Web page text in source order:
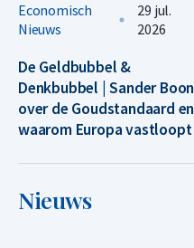
Economisch
Nieuws
29 jul.
2026
De Geldbubbel &
Denkbubbel | Sander Boon
over de Goudstandaard en
waarom Europa vastloopt
Nieuws